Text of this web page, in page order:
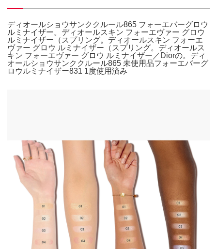
ディオールショウサンククルール865 フォーエバーグロウ
ルミナイザー。ディオールスキン フォーエヴァー グロウ
ルミナイザー（スプリング。ディオールスキン フォーエ
ヴァー グロウ ルミナイザー（スプリング。ディオールス
キン フォーエヴァー グロウ ルミナイザー／Diorの。ディ
オールショウサンククルール865 未使用品フォーエバーグ
ロウルミナイザー831 1度使用済み